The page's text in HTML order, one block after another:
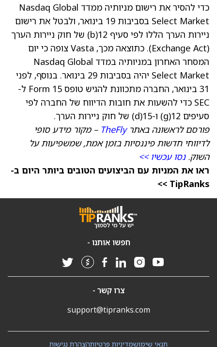
כדי להסיר את רישום מניותיה ממדד Nasdaq Global
Select Market בסביבות 19 בינואר, ולבטל את רישום
ניירות הערך הללו לפי סעיף 12(b) של חוק ניירות הערך
(Exchange Act). כתוצאה מכך, Vasta צופה כי יום
המסחר האחרון במניותיה במדד Nasdaq Global
Select Market יהיה בסביבות 29 בינואר. בנוסף, לפני
31 בינואר, החברה מתכוונת להגיש טופס Form 15 ל-
SEC כדי להשעות את חובות הדיווח של החברה לפי
סעיפים 12(g) ו-15(d) של חוק ניירות הערך.
פורסם לראשונה באתרTheFly – מקור מידע סופי
לדיווחי חדשות פיננסיות בזמן אמת, שמשפיעות על
השוק.נסו עכשיו >>
ראו את המניות עם הביצועים הטובים ביותר היום ב-
TipRanks >>
חפשו אותנו -
צרו קשר -
support@tipranks.com
הצהרת נגישותמדיניות פרטיותתנאי שימוש